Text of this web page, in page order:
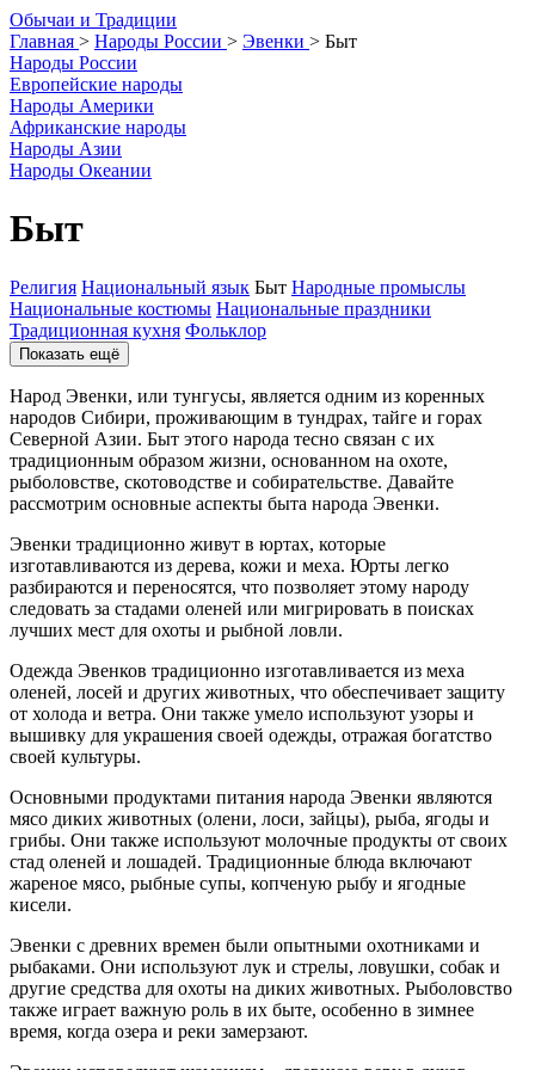
Обычаи и Традиции
Главная > Народы России > Эвенки > Быт
Народы России
Европейские народы
Народы Америки
Африканские народы
Народы Азии
Народы Океании
Быт
Религия Национальный язык Быт Народные промыслы
Национальные костюмы Национальные праздники
Традиционная кухня Фольклор
Показать ещё
Народ Эвенки, или тунгусы, является одним из коренных
народов Сибири, проживающим в тундрах, тайге и горах
Северной Азии. Быт этого народа тесно связан с их
традиционным образом жизни, основанном на охоте,
рыболовстве, скотоводстве и собирательстве. Давайте
рассмотрим основные аспекты быта народа Эвенки.
Эвенки традиционно живут в юртах, которые
изготавливаются из дерева, кожи и меха. Юрты легко
разбираются и переносятся, что позволяет этому народу
следовать за стадами оленей или мигрировать в поисках
лучших мест для охоты и рыбной ловли.
Одежда Эвенков традиционно изготавливается из меха
оленей, лосей и других животных, что обеспечивает защиту
от холода и ветра. Они также умело используют узоры и
вышивку для украшения своей одежды, отражая богатство
своей культуры.
Основными продуктами питания народа Эвенки являются
мясо диких животных (олени, лоси, зайцы), рыба, ягоды и
грибы. Они также используют молочные продукты от своих
стад оленей и лошадей. Традиционные блюда включают
жареное мясо, рыбные супы, копченую рыбу и ягодные
кисели.
Эвенки с древних времен были опытными охотниками и
рыбаками. Они используют лук и стрелы, ловушки, собак и
другие средства для охоты на диких животных. Рыболовство
также играет важную роль в их быте, особенно в зимнее
время, когда озера и реки замерзают.